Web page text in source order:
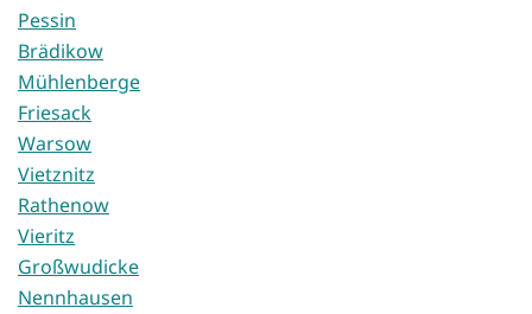
Pessin
Brädikow
Mühlenberge
Friesack
Warsow
Vietznitz
Rathenow
Vieritz
Großwudicke
Nennhausen